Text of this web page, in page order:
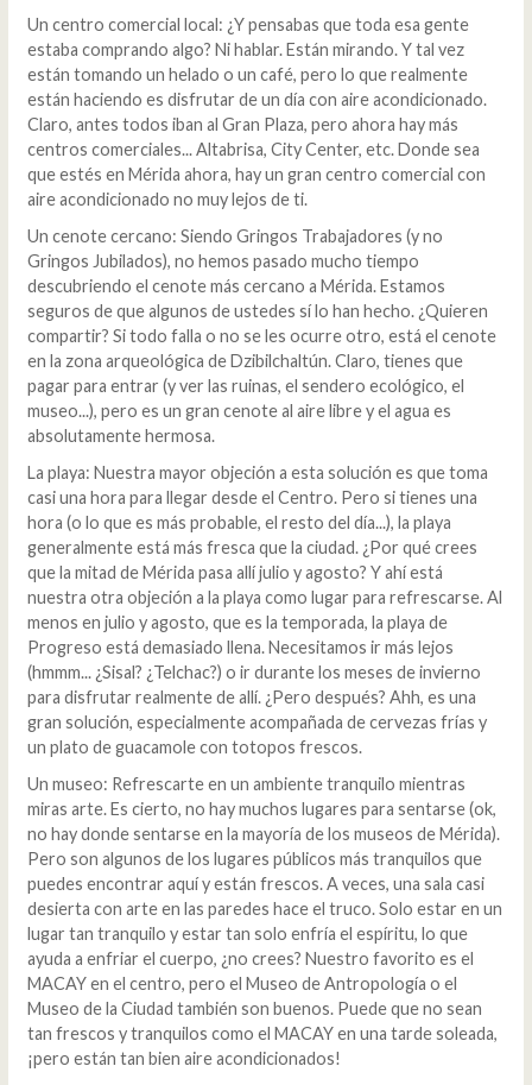
Un centro comercial local: ¿Y pensabas que toda esa gente
estaba comprando algo? Ni hablar. Están mirando. Y tal vez
están tomando un helado o un café, pero lo que realmente
están haciendo es disfrutar de un día con aire acondicionado.
Claro, antes todos iban al Gran Plaza, pero ahora hay más
centros comerciales... Altabrisa, City Center, etc. Donde sea
que estés en Mérida ahora, hay un gran centro comercial con
aire acondicionado no muy lejos de ti.
Un cenote cercano: Siendo Gringos Trabajadores (y no
Gringos Jubilados), no hemos pasado mucho tiempo
descubriendo el cenote más cercano a Mérida. Estamos
seguros de que algunos de ustedes sí lo han hecho. ¿Quieren
compartir? Si todo falla o no se les ocurre otro, está el cenote
en la zona arqueológica de Dzibilchaltún. Claro, tienes que
pagar para entrar (y ver las ruinas, el sendero ecológico, el
museo...), pero es un gran cenote al aire libre y el agua es
absolutamente hermosa.
La playa: Nuestra mayor objeción a esta solución es que toma
casi una hora para llegar desde el Centro. Pero si tienes una
hora (o lo que es más probable, el resto del día...), la playa
generalmente está más fresca que la ciudad. ¿Por qué crees
que la mitad de Mérida pasa allí julio y agosto? Y ahí está
nuestra otra objeción a la playa como lugar para refrescarse. Al
menos en julio y agosto, que es la temporada, la playa de
Progreso está demasiado llena. Necesitamos ir más lejos
(hmmm... ¿Sisal? ¿Telchac?) o ir durante los meses de invierno
para disfrutar realmente de allí. ¿Pero después? Ahh, es una
gran solución, especialmente acompañada de cervezas frías y
un plato de guacamole con totopos frescos.
Un museo: Refrescarte en un ambiente tranquilo mientras
miras arte. Es cierto, no hay muchos lugares para sentarse (ok,
no hay donde sentarse en la mayoría de los museos de Mérida).
Pero son algunos de los lugares públicos más tranquilos que
puedes encontrar aquí y están frescos. A veces, una sala casi
desierta con arte en las paredes hace el truco. Solo estar en un
lugar tan tranquilo y estar tan solo enfría el espíritu, lo que
ayuda a enfriar el cuerpo, ¿no crees? Nuestro favorito es el
MACAY en el centro, pero el Museo de Antropología o el
Museo de la Ciudad también son buenos. Puede que no sean
tan frescos y tranquilos como el MACAY en una tarde soleada,
¡pero están tan bien aire acondicionados!